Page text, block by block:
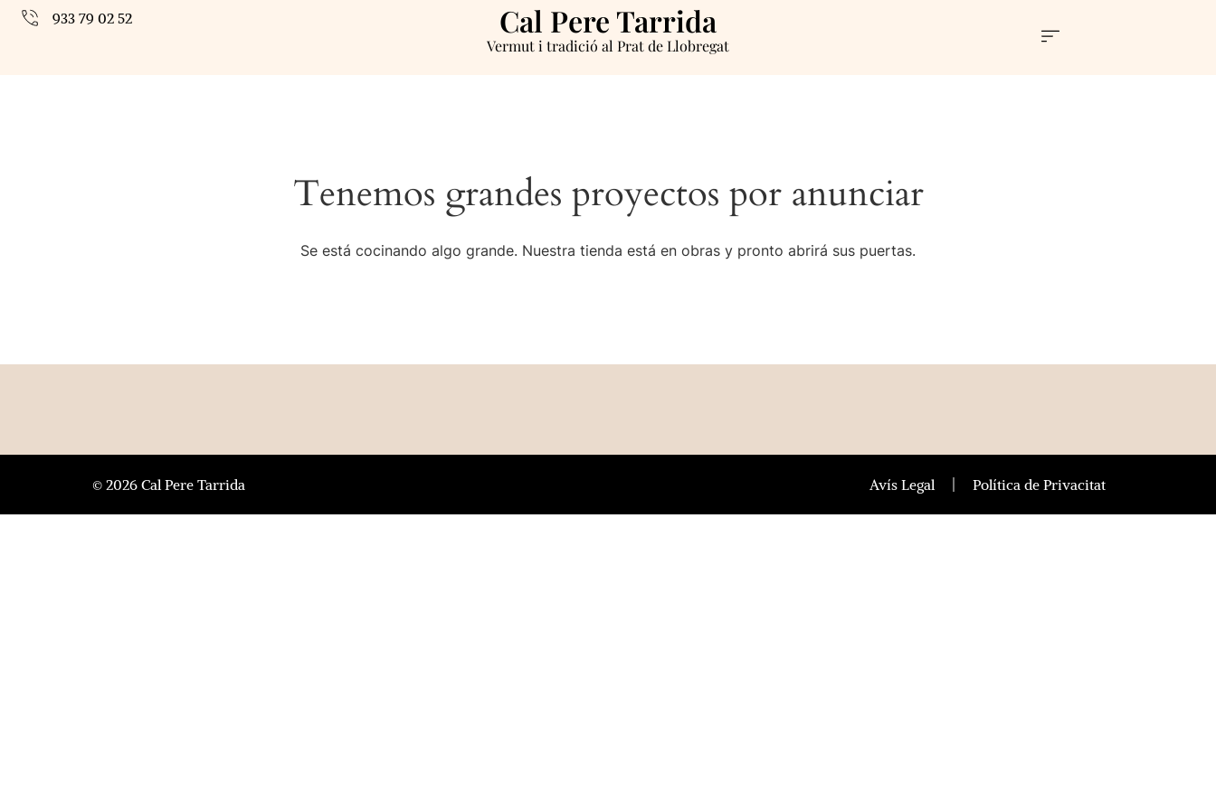
933 79 02 52 Cal Pere Tarrida
Vermut i tradició al Prat de Llobregat
Tenemos grandes proyectos por anunciar
Se está cocinando algo grande. Nuestra tienda está en obras y pronto abrirá sus puertas.
© 2026 Cal Pere Tarrida Avís Legal Política de Privacitat